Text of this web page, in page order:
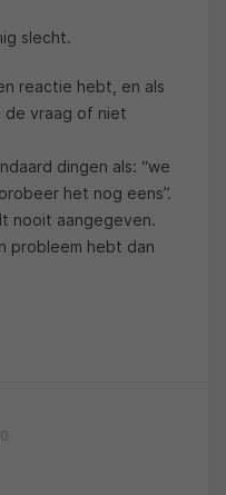
slecht.
reactie hebt, en als
de vraag of niet
dingen als: “we
het nog eens”.
nooit aangegeven.
probleem hebt dan